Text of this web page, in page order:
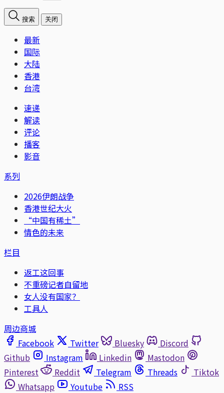
搜索 关闭
最新
国际
大陆
香港
台湾
速递
解读
评论
播客
影音
系列
2026伊朗战争
香港世纪大火
“中国有稀土”
情色的未来
栏目
返工这回事
不重磅记者自留地
女人没有国家？
工具人
周边商城
Facebook
Twitter Bluesky
Discord
Github
Instagram Linkedin
Mastodon
Pinterest
Reddit Telegram Threads
Tiktok
Whatsapp
Youtube
RSS